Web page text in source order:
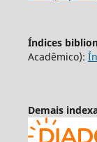
Índices
Acadêmico):
Demais